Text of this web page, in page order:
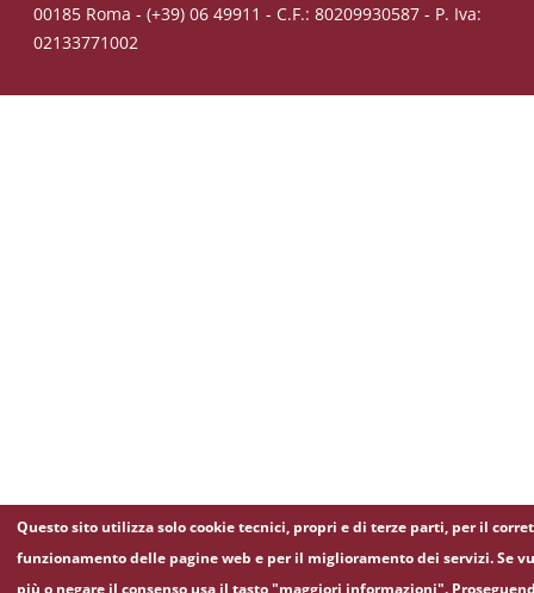
00185 Roma - (+39) 06 49911 - C.F.: 80209930587 - P. Iva:
02133771002
Questo sito utilizza solo cookie tecnici, propri e di terze parti, per il
funzionamento delle pagine web e per il miglioramento dei servizi. Se
più o negare il consenso usa il tasto "maggiori informazioni".